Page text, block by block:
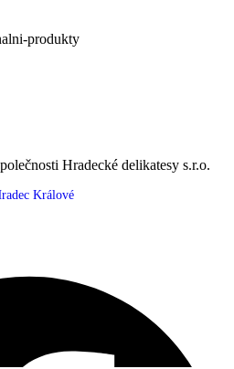
Hradecké delikatesy s.r.o.
Králové